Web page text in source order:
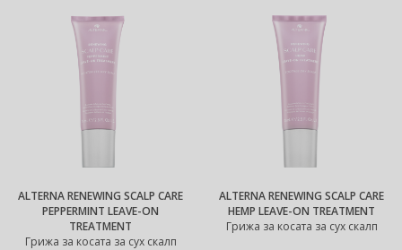
ALTERNA RENEWING SCALP CARE
PEPPERMINT LEAVE-ON
TREATMENT
Грижа за косата за сух скалп
ALTERNA RENEWING SCALP CARE
HEMP LEAVE-ON TREATMENT
Грижа за косата за сух скалп